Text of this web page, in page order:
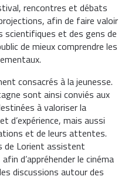
rencontres et débats
afin de faire valoir
scientifiques et des gens de
de mieux comprendre les
consacrés à la jeunesse.
sont ainsi conviés aux
à valoriser la
d’expérience, mais aussi
et de leurs attentes.
de Lorient assistent
d’appréhender le cinéma
discussions autour des